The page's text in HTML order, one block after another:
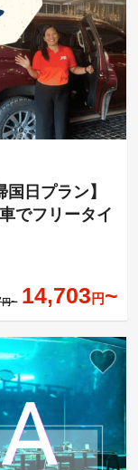
日プラン】
でフリータイ
円 14,703 円